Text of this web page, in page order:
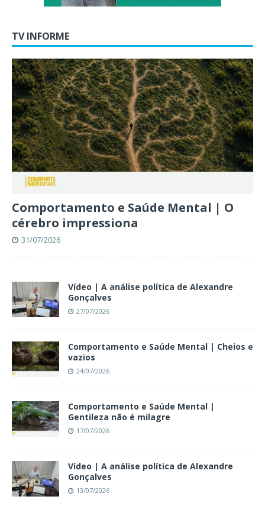
TV INFORME
Comportamento e Saúde Mental | O
cérebro impressiona
31/07/2026
Vídeo | A análise política de Alexandre
Gonçalves
27/07/2026
Comportamento e Saúde Mental | Cheios e
vazios
24/07/2026
Comportamento e Saúde Mental |
Gentileza não é milagre
17/07/2026
Vídeo | A análise política de Alexandre
Gonçalves
13/07/2026